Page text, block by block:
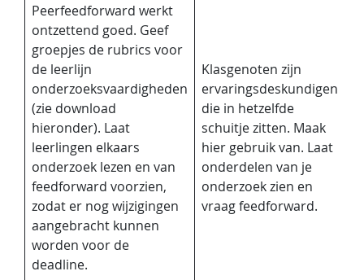
Peerfeedforward werkt
ontzettend goed. Geef
groepjes de rubrics voor
de leerlijn
onderzoeksvaardigheden
(zie download
hieronder). Laat
leerlingen elkaars
onderzoek lezen en van
feedforward voorzien,
zodat er nog wijzigingen
aangebracht kunnen
worden voor de
deadline.
Klasgenoten zijn
ervaringsdeskundigen
die in hetzelfde
schuitje zitten. Maak
hier gebruik van. Laat
onderdelen van je
onderzoek zien en
vraag feedforward.